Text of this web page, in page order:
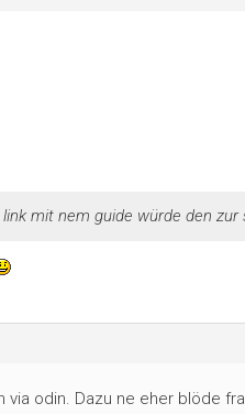
mit nem guide würde den zur
odin. Dazu ne eher blöde